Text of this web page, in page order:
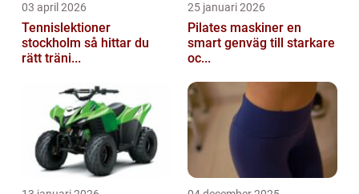
03 april 2026
Tennislektioner
stockholm så hittar du
rätt träni...
25 januari 2026
Pilates maskiner en
smart genväg till starkare
oc...